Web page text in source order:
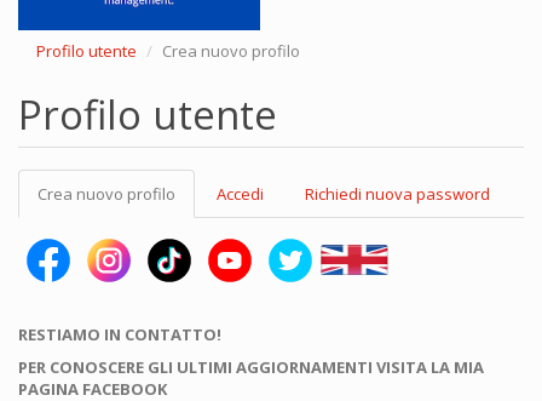
Profilo utente Crea nuovo profilo
Profilo utente
Schede
primarie
Crea nuovo profilo (scheda
attiva)
Accedi Richiedi nuova password
RESTIAMO IN CONTATTO!
PER CONOSCERE GLI ULTIMI AGGIORNAMENTI VISITA LA MIA
PAGINA FACEBOOK